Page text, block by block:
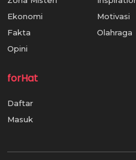
Ekonomi
Fakta
Opini
Motivasi
Olahraga
forHat
Daftar
Masuk